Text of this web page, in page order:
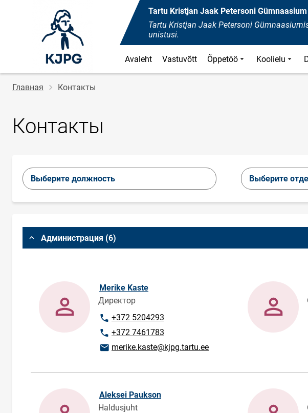
Tartu Kristjan Jaak Petersoni Gümnaasium
Tartu Kristjan Jaak Petersoni
unistusi.
Avaleht Vastuvõtt Õppetöö Koolielu
Строка
Главная Контакты
Контакты
Выберите должность Выберите
Администрация (6)
Merike Kaste
Директор
Номер телефона
+372 5204293
Номер телефона
+372 7461783
E-mail адрес
merike.kaste@kjpg.tartu.ee
Aleksei Paukson
Haldusjuht